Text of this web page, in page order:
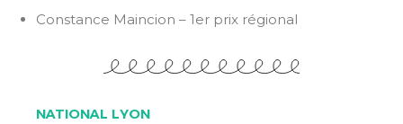
Constance Maincion – 1er prix régional
NATIONAL LYON